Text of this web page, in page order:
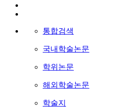
통합검색
국내학술논문
학위논문
해외학술논문
학술지